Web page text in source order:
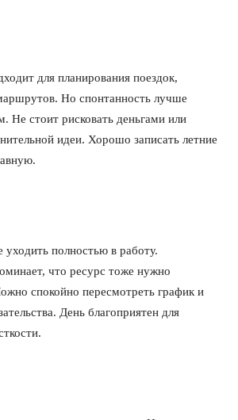
для планирования поездок,
Но спонтанность лучше
Не стоит рисковать деньгами или
идеи. Хорошо записать летние
уходить полностью в работу.
что ресурс тоже нужно
спокойно пересмотреть график и
День благоприятен для